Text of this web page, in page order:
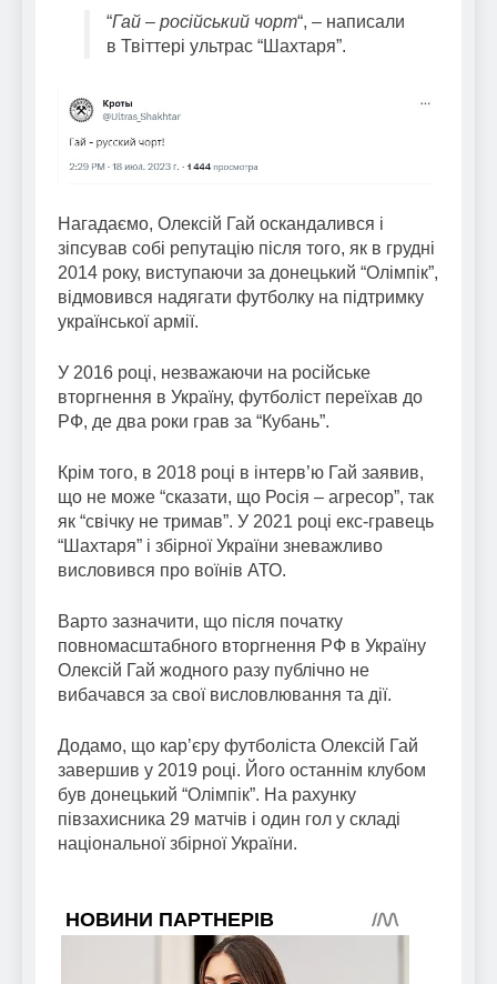
“Гай – російський чорт“, – написали
в Твіттері ультрас “Шахтаря”.
Нагадаємо, Олексій Гай оскандалився і
зіпсував собі репутацію після того, як в грудні
2014 року, виступаючи за донецький “Олімпік”,
відмовився надягати футболку на підтримку
української армії.
У 2016 році, незважаючи на російське
вторгнення в Україну, футболіст переїхав до
РФ, де два роки грав за “Кубань”.
Крім того, в 2018 році в інтерв’ю Гай заявив,
що не може “сказати, що Росія – агресор”, так
як “свічку не тримав”. У 2021 році екс-гравець
“Шахтаря” і збірної України зневажливо
висловився про воїнів АТО.
Варто зазначити, що після початку
повномасштабного вторгнення РФ в Україну
Олексій Гай жодного разу публічно не
вибачався за свої висловлювання та дії.
Додамо, що кар’єру футболіста Олексій Гай
завершив у 2019 році. Його останнім клубом
був донецький “Олімпік”. На рахунку
півзахисника 29 матчів і один гол у складі
національної збірної України.